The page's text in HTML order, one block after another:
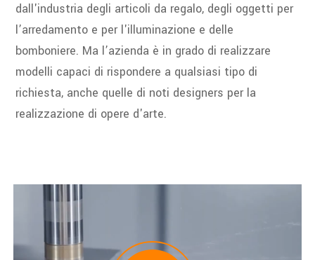
dall'industria degli articoli da regalo, degli oggetti per
l’arredamento e per l'illuminazione e delle
bomboniere. Ma l’azienda è in grado di realizzare
modelli capaci di rispondere a qualsiasi tipo di
richiesta, anche quelle di noti designers per la
realizzazione di opere d'arte.